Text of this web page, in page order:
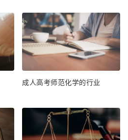
成人高考师范化学的行业